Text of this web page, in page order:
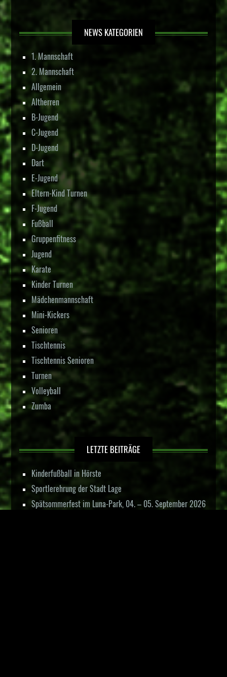
NEWS KATEGORIEN
1. Mannschaft
2. Mannschaft
Allgemein
Altherren
B-Jugend
C-Jugend
D-Jugend
Dart
E-Jugend
Eltern-Kind Turnen
F-Jugend
Fußball
Gruppenfitness
Jugend
Karate
Kinder Turnen
Mädchenmannschaft
Mini-Kickers
Senioren
Tischtennis
Tischtennis Senioren
Turnen
Volleyball
Zumba
LETZTE BEITRÄGE
Kinderfußball in Hörste
Sportlerehrung der Stadt Lage
Spätsommerfest im Luna-Park, 04. – 05. September 2026